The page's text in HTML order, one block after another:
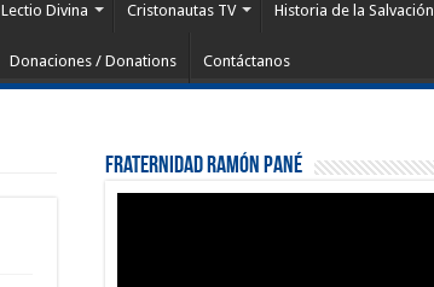
Lectio Divina Cristonautas TV Historia de la Salvación
Donaciones / Donations Contáctanos
Fraternidad Ramón Pané